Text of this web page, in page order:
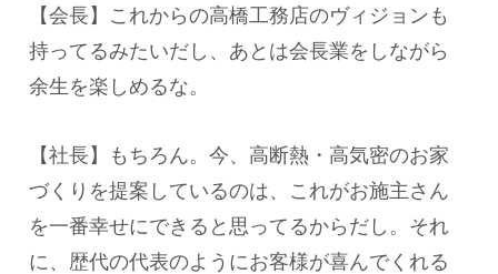
【会長】これからの高橋工務店のヴィジョンも
持ってるみたいだし、あとは会長業をしながら
余生を楽しめるな。
【社長】もちろん。今、高断熱・高気密のお家
づくりを提案しているのは、これがお施主さん
を一番幸せにできると思ってるからだし。それ
に、歴代の代表のようにお客様が喜んでくれる